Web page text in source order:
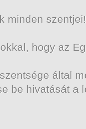
minden
hogy az
által
be hivatását a